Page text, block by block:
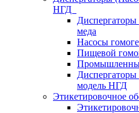
НГД
Диспергаторы
меда
Насосы
Пищевой
модель НГД
Этикетировочное